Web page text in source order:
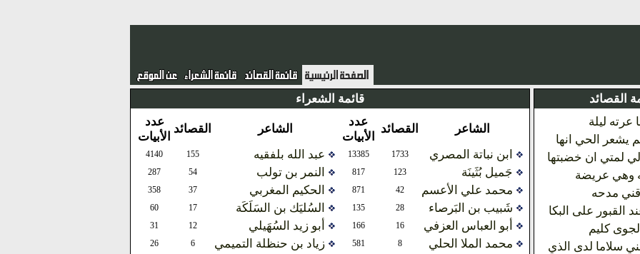
القصائد
عرته ليلة
يشعر الحي انها
لمتي ان خضبتها
وهي عريضة
مدحه
القبور على البكا
كليم
سلاما لدى الذي
قائمة الشعراء
الشاعر القصائد
عدد
الأبيات
الشاعر القصائد
عدد
الأبيات
ابن نباتة المصري
1733
13385 عبد الله بلفقيه 155
4140
جَميل بُثَينَة 123
817 النمر بن تولب 54
287
محمد علي الأعسم 42
871 الحكيم المغربي 37
358
شَبيب بن البَرصاء 28
135 السُليَك بن السَلَكَة 17
60
أبو العباس العزفي 16
166 أبو زيد السُهَيلي 12
31
محمد الملا الحلي 8
581 زياد بن حنظلة التميمي 6
26